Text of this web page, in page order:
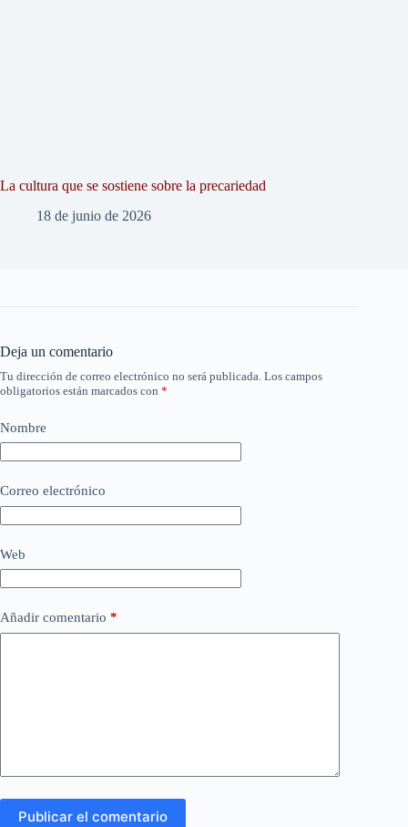
La cultura que se sostiene sobre la precariedad
18 de junio de 2026
Deja un comentario
Tu dirección de correo electrónico no será publicada. Los campos
obligatorios están marcados con *
Nombre
Correo electrónico
Web
Añadir comentario *
Publicar el comentario